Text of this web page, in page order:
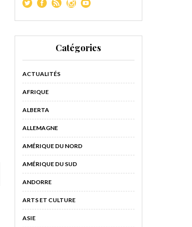
Catégories
ACTUALITÉS
AFRIQUE
ALBERTA
ALLEMAGNE
AMÉRIQUE DU NORD
AMÉRIQUE DU SUD
ANDORRE
ARTS ET CULTURE
ASIE